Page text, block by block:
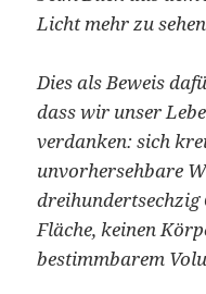
Licht mehr zu
Dies als Beweis
dass wir unser
verdanken: sich
unvorhersehbare
dreihundertsechzig
Fläche, keinen
bestimmbarem